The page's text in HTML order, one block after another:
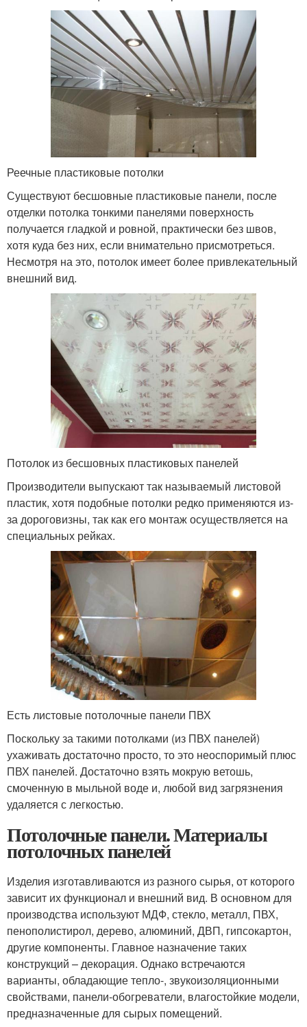
Реечные пластиковые потолки
Существуют бесшовные пластиковые панели, после
отделки потолка тонкими панелями поверхность
получается гладкой и ровной, практически без швов,
хотя куда без них, если внимательно присмотреться.
Несмотря на это, потолок имеет более привлекательный
внешний вид.
Потолок из бесшовных пластиковых панелей
Производители выпускают так называемый листовой
пластик, хотя подобные потолки редко применяются из-
за дороговизны, так как его монтаж осуществляется на
специальных рейках.
Есть листовые потолочные панели ПВХ
Поскольку за такими потолками (из ПВХ панелей)
ухаживать достаточно просто, то это неоспоримый плюс
ПВХ панелей. Достаточно взять мокрую ветошь,
смоченную в мыльной воде и, любой вид загрязнения
удаляется с легкостью.
Потолочные панели. Материалы
потолочных панелей
Изделия изготавливаются из разного сырья, от которого
зависит их функционал и внешний вид. В основном для
производства используют МДФ, стекло, металл, ПВХ,
пенополистирол, дерево, алюминий, ДВП, гипсокартон,
другие компоненты. Главное назначение таких
конструкций – декорация. Однако встречаются
варианты, обладающие тепло-, звукоизоляционными
свойствами, панели-обогреватели, влагостойкие модели,
предназначенные для сырых помещений.